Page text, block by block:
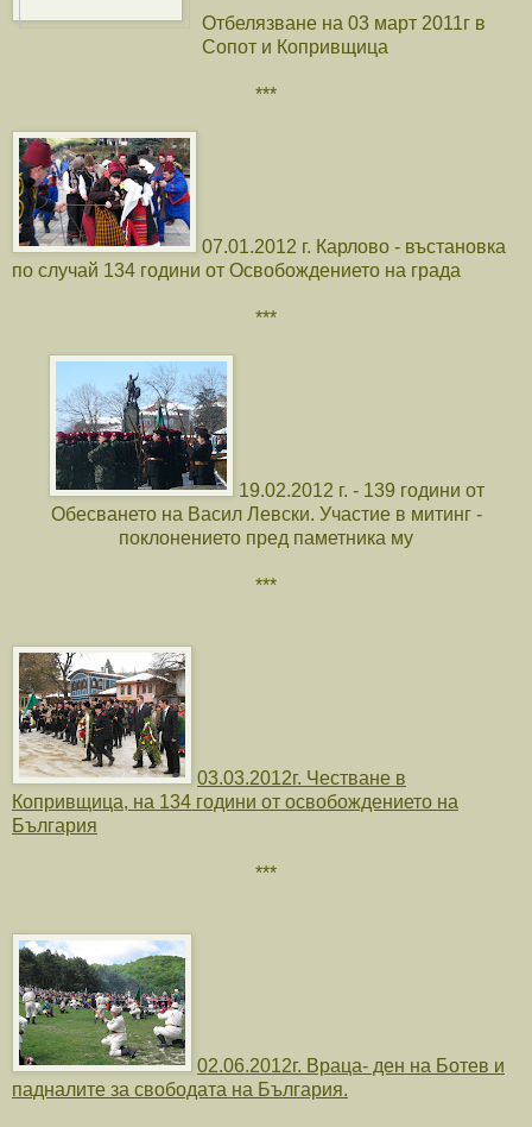
Отбелязване на 03 март 2011г в
Сопот и Копривщица
***
07.01.2012 г. Карлово - въстановка
по случай 134 години от Освобождението на града
***
19.02.2012 г. - 139 години от
Обесването на Васил Левски. Участие в митинг -
поклонението пред паметника му
***
03.03.2012г. Честване в
Копривщица, на 134 години от освобождението на
България
***
02.06.2012г. Враца- ден на Ботев и
падналите за свободата на България.